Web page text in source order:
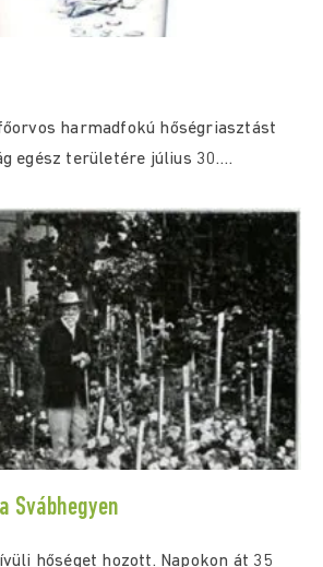
harmadfokú hőségriasztást
egész területére július 30.
Svábhegyen
hőséget hozott. Napokon át 35